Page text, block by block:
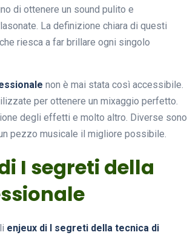
di ottenere un sound pulito e
La definizione chiara di questi
riesca a far brillare ogni singolo
non è mai stata così accessibile.
per ottenere un mixaggio perfetto.
degli effetti e molto altro. Diverse sono
pezzo musicale il migliore possibile.
I segreti della
enjeux di I segreti della tecnica di